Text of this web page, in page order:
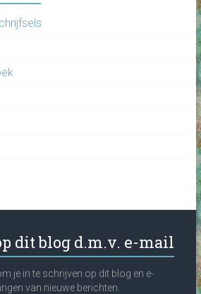
dit blog d.m.v. e-mail
je in te schrijven op dit blog en e-
van nieuwe berichten.